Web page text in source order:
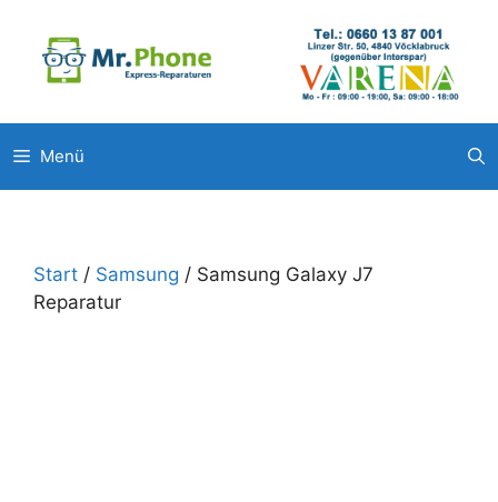
springen
Menü
Start / Samsung / Samsung Galaxy J7
Reparatur
Pluscity Pasching◉Interspar Steyr
◉Europark Salzburg